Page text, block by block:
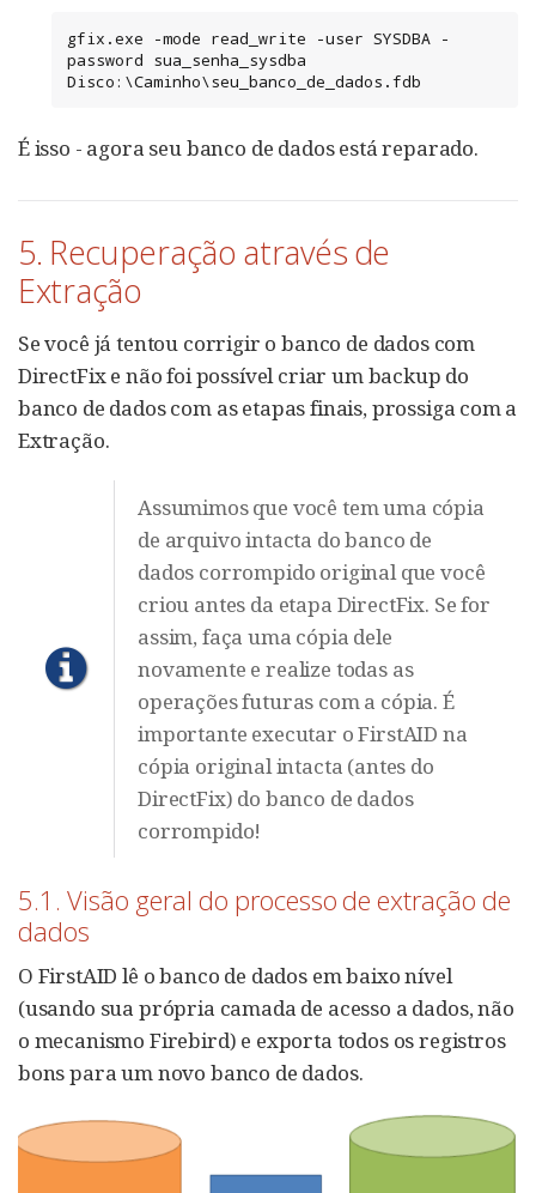
gfix.exe -mode read_write -user SYSDBA -
password sua_senha_sysdba
Disco:\Caminho\seu_banco_de_dados.fdb
É isso - agora seu banco de dados está reparado.
5. Recuperação através de
Extração
Se você já tentou corrigir o banco de dados com
DirectFix e não foi possível criar um backup do
banco de dados com as etapas finais, prossiga com a
Extração.
Assumimos que você tem uma cópia
de arquivo intacta do banco de
dados corrompido original que você
criou antes da etapa DirectFix. Se for
assim, faça uma cópia dele
novamente e realize todas as
operações futuras com a cópia. É
importante executar o FirstAID na
cópia original intacta (antes do
DirectFix) do banco de dados
corrompido!
5.1. Visão geral do processo de extração de
dados
O FirstAID lê o banco de dados em baixo nível
(usando sua própria camada de acesso a dados, não
o mecanismo Firebird) e exporta todos os registros
bons para um novo banco de dados.